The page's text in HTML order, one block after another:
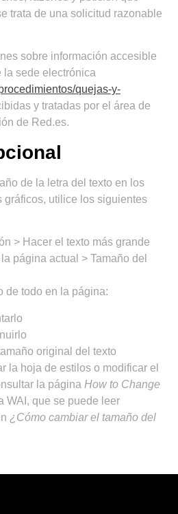
trata de una solicitud razonable
sobre información accesible
la sede electrónica
quejas-y-
y tratadas por el área de
de Red.es.
de la letra del texto en los
gráficos, utilice los siguientes
> Hacer el texto más grande
página actual > Tamaño del
de todo en la página:
original del texto
la hoja de estilos o modificar el
la página How to Change
WAI, que se puede leer
¿Cómo cambiar el tamaño del